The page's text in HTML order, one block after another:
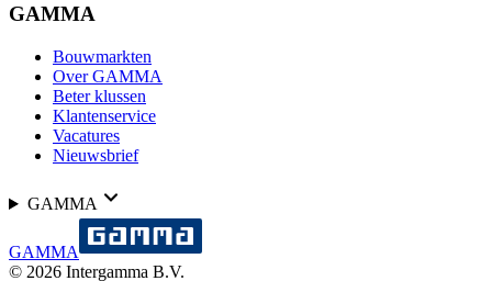
GAMMA
Bouwmarkten
Over GAMMA
Beter klussen
Klantenservice
Vacatures
Nieuwsbrief
GAMMA
GAMMA
© 2026 Intergamma B.V.